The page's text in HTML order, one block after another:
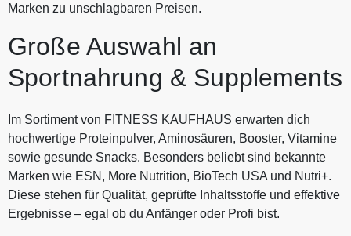
Marken zu unschlagbaren Preisen.
Große Auswahl an
Sportnahrung & Supplements
Im Sortiment von FITNESS KAUFHAUS erwarten dich
hochwertige Proteinpulver, Aminosäuren, Booster, Vitamine
sowie gesunde Snacks. Besonders beliebt sind bekannte
Marken wie ESN, More Nutrition, BioTech USA und Nutri+.
Diese stehen für Qualität, geprüfte Inhaltsstoffe und effektive
Ergebnisse – egal ob du Anfänger oder Profi bist.